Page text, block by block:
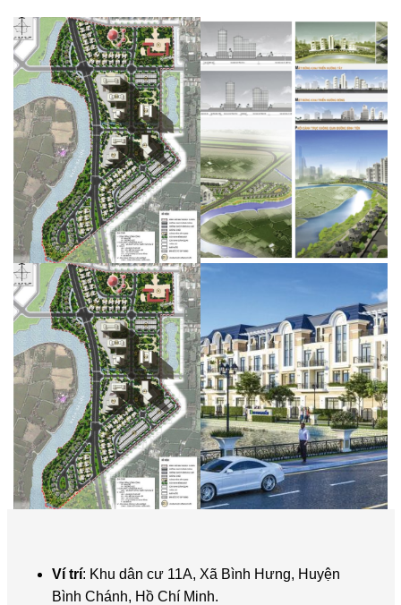
Ví trí: Khu dân cư 11A, Xã Bình Hưng, Huyện
Bình Chánh, Hồ Chí Minh.